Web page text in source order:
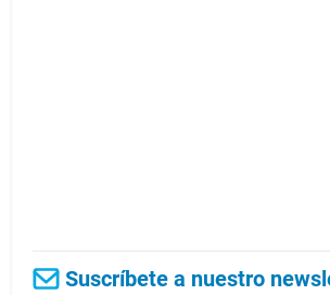
Suscríbete a nuestro